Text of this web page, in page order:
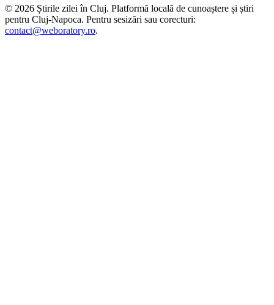
© 2026 Știrile zilei în Cluj. Platformă locală de cunoaștere și știri
pentru Cluj-Napoca. Pentru sesizări sau corecturi:
contact@weboratory.ro.